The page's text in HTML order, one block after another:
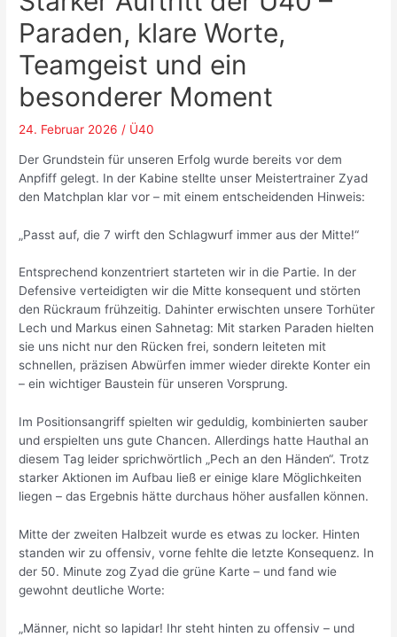
Paraden, klare Worte,
Teamgeist und ein
besonderer Moment
24. Februar 2026 / Ü40
Der Grundstein für unseren Erfolg wurde bereits vor dem
Anpfiff gelegt. In der Kabine stellte unser Meistertrainer Zyad
den Matchplan klar vor – mit einem entscheidenden Hinweis:
„Passt auf, die 7 wirft den Schlagwurf immer aus der Mitte!“
Entsprechend konzentriert starteten wir in die Partie. In der
Defensive verteidigten wir die Mitte konsequent und störten
den Rückraum frühzeitig. Dahinter erwischten unsere Torhüter
Lech und Markus einen Sahnetag: Mit starken Paraden hielten
sie uns nicht nur den Rücken frei, sondern leiteten mit
schnellen, präzisen Abwürfen immer wieder direkte Konter ein
– ein wichtiger Baustein für unseren Vorsprung.
Im Positionsangriff spielten wir geduldig, kombinierten sauber
und erspielten uns gute Chancen. Allerdings hatte Hauthal an
diesem Tag leider sprichwörtlich „Pech an den Händen“. Trotz
starker Aktionen im Aufbau ließ er einige klare Möglichkeiten
liegen – das Ergebnis hätte durchaus höher ausfallen können.
Mitte der zweiten Halbzeit wurde es etwas zu locker. Hinten
standen wir zu offensiv, vorne fehlte die letzte Konsequenz. In
der 50. Minute zog Zyad die grüne Karte – und fand wie
gewohnt deutliche Worte:
„Männer, nicht so lapidar! Ihr steht hinten zu offensiv – und